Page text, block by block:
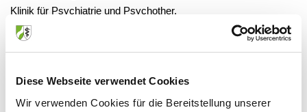
Diese Webseite verwendet Cookies
Wir verwenden Cookies für die Bereitstellung unserer
Klinik für Psychiatrie und Psychother.
Pauwelsstr. 30, 52074 Aachen
Anbieter: